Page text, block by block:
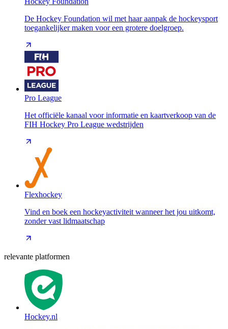
De Hockey Foundation wil met haar aanpak de hockeysport
toegankelijker maken voor een grotere doelgroep.
Pro League
Het officiële kanaal voor informatie en kaartverkoop van de
FIH Hockey Pro League wedstrijden
Flexhockey
Vind en boek een hockeyactiviteit wanneer het jou uitkomt,
zonder vast lidmaatschap
relevante platformen
Hockey.nl